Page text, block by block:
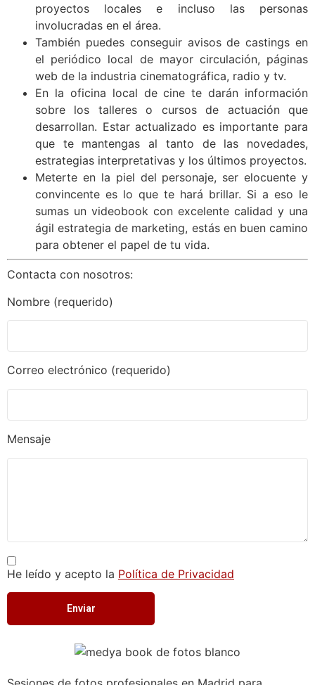
proyectos locales e incluso las personas
involucradas en el área.
También puedes conseguir avisos de castings en
el periódico local de mayor circulación, páginas
web de la industria cinematográfica, radio y tv.
En la oficina local de cine te darán información
sobre los talleres o cursos de actuación que
desarrollan. Estar actualizado es importante para
que te mantengas al tanto de las novedades,
estrategias interpretativas y los últimos proyectos.
Meterte en la piel del personaje, ser elocuente y
convincente es lo que te hará brillar. Si a eso le
sumas un videobook con excelente calidad y una
ágil estrategia de marketing, estás en buen camino
para obtener el papel de tu vida.
Contacta con nosotros:
Nombre (requerido)
Correo electrónico (requerido)
Mensaje
He leído y acepto la Política de Privacidad